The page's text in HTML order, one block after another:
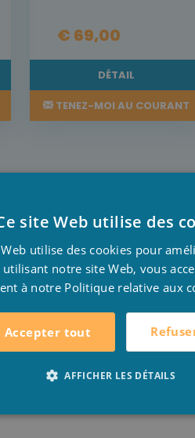
€ 69,00
DÉTAIL
TENEZ-MOI AU COURANT
liner de chaque Intex
de cette piscine Small
et stable. Avec cette
site Web utilise des
utilise des cookies pour
notre site Web, vous
à notre Politique relative aux
Accepter tout
AFFICHER LES DÉTAILS